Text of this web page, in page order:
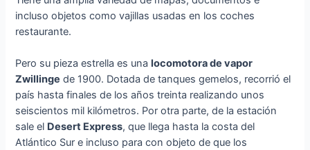
incluso objetos como vajillas usadas en los coches
restaurante.
Pero su pieza estrella es una locomotora de vapor
Zwillinge de 1900. Dotada de tanques gemelos, recorrió el
país hasta finales de los años treinta realizando unos
seiscientos mil kilómetros. Por otra parte, de la estación
sale el Desert Express, que llega hasta la costa del
Atlántico Sur e incluso para con objeto de que los